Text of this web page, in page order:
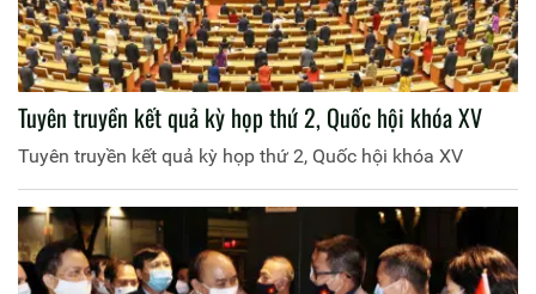
Tuyên truyền kết quả kỳ họp thứ 2, Quốc hội khóa XV
Tuyên truyền kết quả kỳ họp thứ 2, Quốc hội khóa XV